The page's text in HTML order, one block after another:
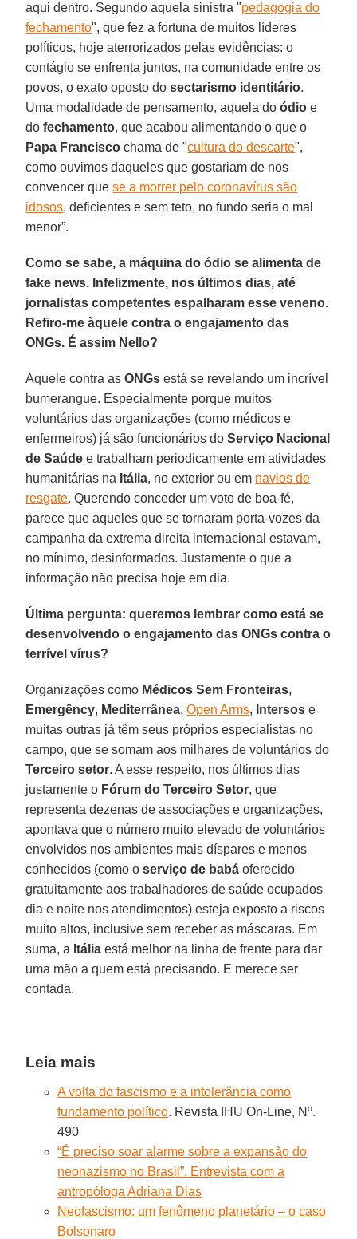
aqui dentro. Segundo aquela sinistra "pedagogia do
fechamento", que fez a fortuna de muitos líderes
políticos, hoje aterrorizados pelas evidências: o
contágio se enfrenta juntos, na comunidade entre os
povos, o exato oposto dosectarismo identitário.
Uma modalidade de pensamento, aquela doódio e
dofechamento, que acabou alimentando o que o
Papa Francisco chama de "cultura do descarte",
como ouvimos daqueles que gostariam de nos
convencer quese a morrer pelo coronavírus são
idosos, deficientes e sem teto, no fundo seria o mal
menor”.
Como se sabe, a máquina do ódio se alimenta de
fake news. Infelizmente, nos últimos dias, até
jornalistas competentes espalharam esse veneno.
Refiro-me àquele contra o engajamento das
ONGs. É assim Nello?
Aquele contra asONGs está se revelando um incrível
bumerangue. Especialmente porque muitos
voluntários das organizações (como médicos e
enfermeiros) já são funcionários doServiço Nacional
de Saúde e trabalham periodicamente em atividades
humanitárias na Itália, no exterior ou em navios de
resgate. Querendo conceder um voto de boa-fé,
parece que aqueles que se tornaram porta-vozes da
campanha da extrema direita internacional estavam,
no mínimo, desinformados. Justamente o que a
informação não precisa hoje em dia.
Última pergunta: queremos lembrar como está se
desenvolvendo o engajamento das ONGs contra o
terrível vírus?
Organizações como Médicos Sem Fronteiras,
Emergêncy, Mediterrânea,Open Arms, Intersos e
muitas outras já têm seus próprios especialistas no
campo, que se somam aos milhares de voluntários do
Terceiro setor. A esse respeito, nos últimos dias
justamente o Fórum do Terceiro Setor, que
representa dezenas de associações e organizações,
apontava que o número muito elevado de voluntários
envolvidos nos ambientes mais díspares e menos
conhecidos (como oserviço de babá oferecido
gratuitamente aos trabalhadores de saúde ocupados
dia e noite nos atendimentos) esteja exposto a riscos
muito altos, inclusive sem receber as máscaras. Em
suma, a Itália está melhor na linha de frente para dar
uma mão a quem está precisando. E merece ser
contada.
Leia mais
A volta do fascismo e a intolerância como
fundamento político. Revista IHU On-Line, Nº.
490
“É preciso soar alarme sobre a expansão do
neonazismo no Brasil”. Entrevista com a
antropóloga Adriana Dias
Neofascismo: um fenômeno planetário – o caso
Bolsonaro